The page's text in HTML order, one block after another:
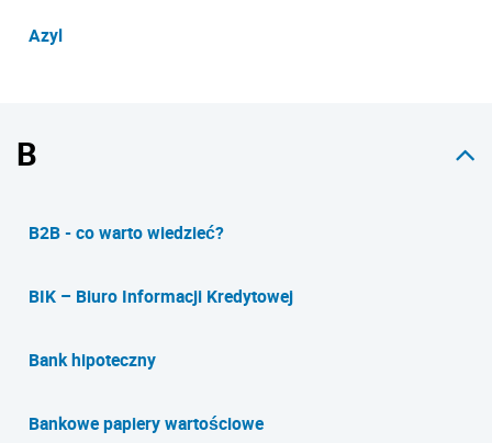
Azyl
B
B2B - co warto wiedzieć?
BIK – Biuro Informacji Kredytowej
Bank hipoteczny
Bankowe papiery wartościowe